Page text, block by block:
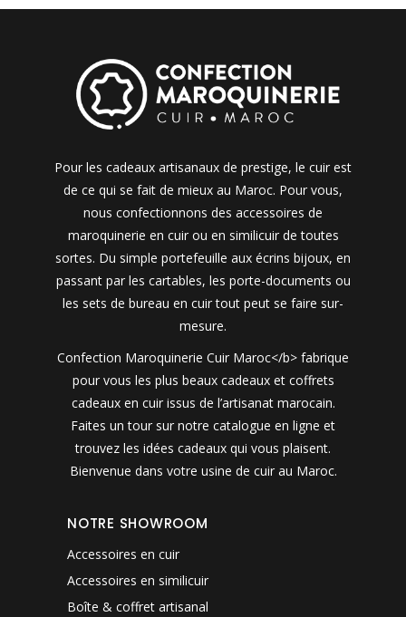
Pour les cadeaux artisanaux de prestige, le cuir est
de ce qui se fait de mieux au Maroc. Pour vous,
nous confectionnons des accessoires de
maroquinerie en cuir ou en similicuir de toutes
sortes. Du simple portefeuille aux écrins bijoux, en
passant par les cartables, les porte-documents ou
les sets de bureau en cuir tout peut se faire sur-
mesure.
Confection Maroquinerie Cuir Maroc</b> fabrique
pour vous les plus beaux cadeaux et coffrets
cadeaux en cuir issus de l’artisanat marocain.
Faites un tour sur notre catalogue en ligne et
trouvez les idées cadeaux qui vous plaisent.
Bienvenue dans votre usine de cuir au Maroc.
NOTRE SHOWROOM
Accessoires en cuir
Accessoires en similicuir
Boîte & coffret artisanal